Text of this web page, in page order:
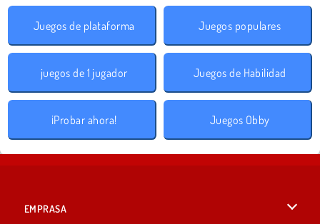
Juegos de plataforma Juegos populares
juegos de 1 jugador Juegos de Habilidad
¡Probar ahora! Juegos Obby
EMPRASA